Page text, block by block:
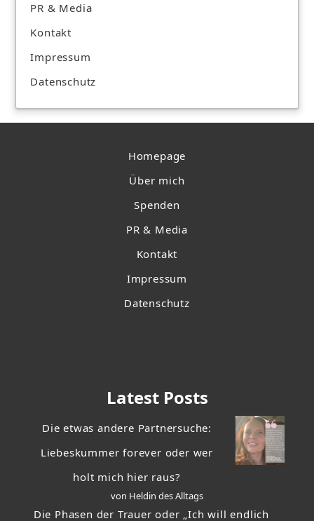
PR & Media
Kontakt
Impressum
Datenschutz
Homepage
Über mich
Spenden
PR & Media
Kontakt
Impressum
Datenschutz
Latest Posts
Die etwas andere Partnersuche:
Liebeskummer forever oder wer
holt mich hier raus?
von Heldin des Alltags
Die Phasen der Trauer oder „Ich will endlich